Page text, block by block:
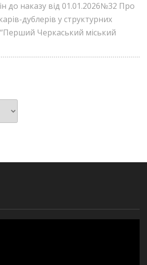
до наказу від 01.01.2026№32 Про
дублерів у структурних
Черкаський міський